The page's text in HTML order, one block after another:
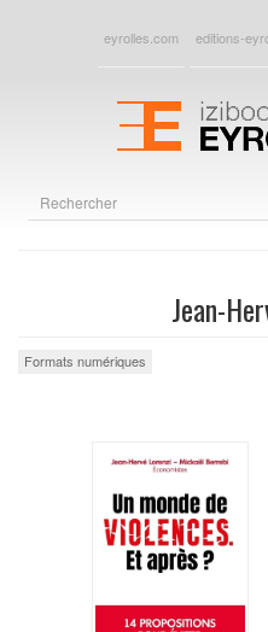
eyrolles.com editions-
Jean-
Formats numériques